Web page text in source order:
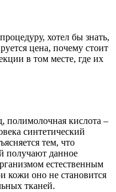
хотел бы знать,
цена, почему стоит
в том месте, где их
полимолочная кислота –
синтетический
тем, что
получают данное
естественным
кожи оно не становится
тканей.